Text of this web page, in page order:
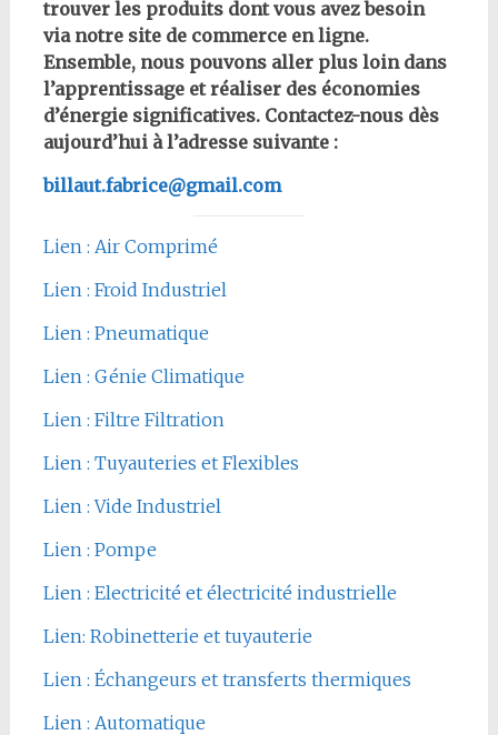
trouver les produits dont vous avez besoin
via notre site de commerce en ligne.
Ensemble, nous pouvons aller plus loin dans
l’apprentissage et réaliser des économies
d’énergie significatives. Contactez-nous dès
aujourd’hui à l’adresse suivante :
billaut.fabrice@gmail.com
Lien : Air Comprimé
Lien : Froid Industriel
Lien : Pneumatique
Lien : Génie Climatique
Lien : Filtre Filtration
Lien : Tuyauteries et Flexibles
Lien : Vide Industriel
Lien : Pompe
Lien : Electricité et électricité industrielle
Lien: Robinetterie et tuyauterie
Lien : Échangeurs et transferts thermiques
Lien : Automatique